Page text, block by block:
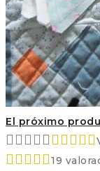
El próximo
19